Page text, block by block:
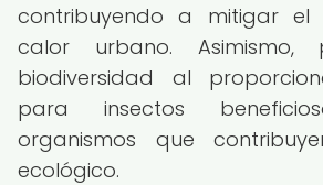
contribuyendo a mitigar
calor urbano. Asimismo,
biodiversidad al
para insectos
organismos que
ecológico.